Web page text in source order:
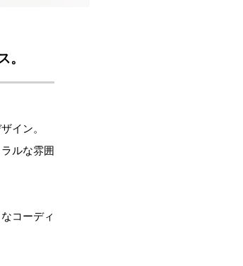
。
イン。
ルな雰囲
コーディ